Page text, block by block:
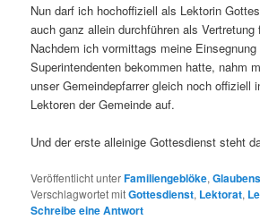
Nun darf ich hochoffiziell als Lektorin
auch ganz allein durchführen als Vertretung
Nachdem ich vormittags meine Einsegnung
Superintendenten bekommen hatte, nahm
unser Gemeindepfarrer gleich noch offiziell
Lektoren der Gemeinde auf.
Und der erste alleinige Gottesdienst steht
Veröffentlicht unterFamiliengeblöke,
Verschlagwortet mitGottesdienst, Lektorat,
Schreibe eine Antwort